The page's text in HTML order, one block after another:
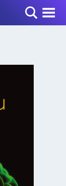
Toggle Menu